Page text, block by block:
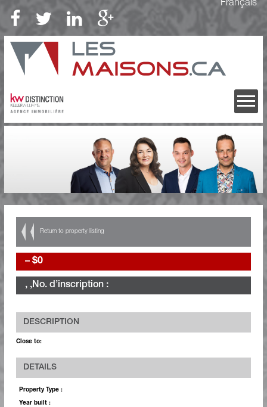
Français
Return to property listing
– $0
, ,No. d’inscription :
DESCRIPTION
Close to:
DETAILS
Property Type :
Year built :